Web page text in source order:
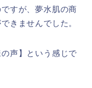
すが、夢水肌の商
きませんでした。
声】という感じで